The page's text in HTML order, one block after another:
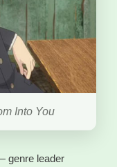
Into You
genre leader